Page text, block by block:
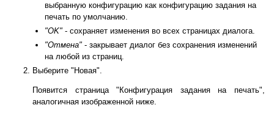
выбранную конфигурацию как конфигурацию задания на
печать по умолчанию.
"OK" - сохраняет изменения во всех страницах диалога.
"Отмена" - закрывает диалог без сохранения изменений
на любой из страниц.
Выберите "Новая".
Появится страница "Конфигурация задания на печать",
аналогичная изображенной ниже.